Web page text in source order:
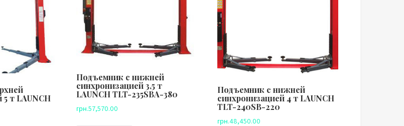
т LAUNCH
Подъемник с нижней
синхронизацией 3,5 т
LAUNCH TLT-235SBA-380
грн.57,570.00
Подъемник с нижней
синхронизацией 4 т LAUNCH
TLT-240SB-220
грн.48,450.00